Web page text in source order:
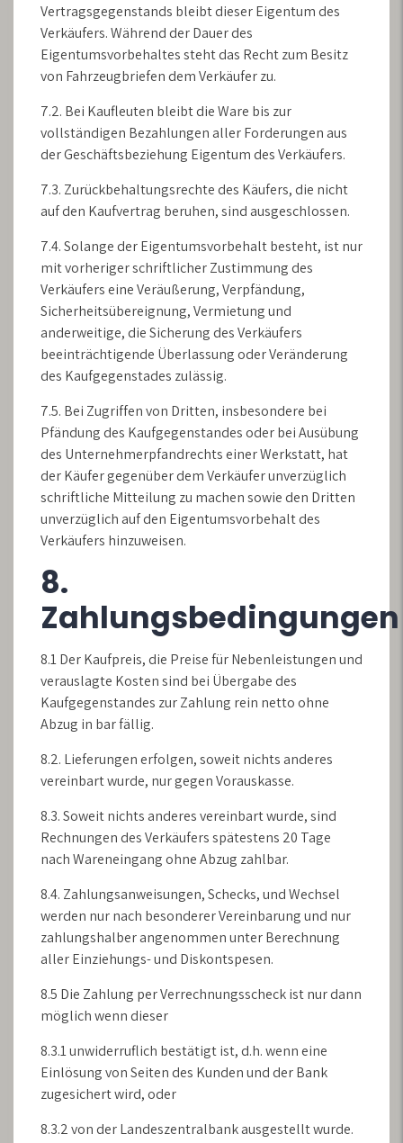
Vertragsgegenstands bleibt dieser Eigentum des
Verkäufers. Während der Dauer des
Eigentumsvorbehaltes steht das Recht zum Besitz
von Fahrzeugbriefen dem Verkäufer zu.
7.2. Bei Kaufleuten bleibt die Ware bis zur
vollständigen Bezahlungen aller Forderungen aus
der Geschäftsbeziehung Eigentum des Verkäufers.
7.3. Zurückbehaltungsrechte des Käufers, die nicht
auf den Kaufvertrag beruhen, sind ausgeschlossen.
7.4. Solange der Eigentumsvorbehalt besteht, ist nur
mit vorheriger schriftlicher Zustimmung des
Verkäufers eine Veräußerung, Verpfändung,
Sicherheitsübereignung, Vermietung und
anderweitige, die Sicherung des Verkäufers
beeinträchtigende Überlassung oder Veränderung
des Kaufgegenstades zulässig.
7.5. Bei Zugriffen von Dritten, insbesondere bei
Pfändung des Kaufgegenstandes oder bei Ausübung
des Unternehmerpfandrechts einer Werkstatt, hat
der Käufer gegenüber dem Verkäufer unverzüglich
schriftliche Mitteilung zu machen sowie den Dritten
unverzüglich auf den Eigentumsvorbehalt des
Verkäufers hinzuweisen.
8.
Zahlungsbedingungen
8.1 Der Kaufpreis, die Preise für Nebenleistungen und
verauslagte Kosten sind bei Übergabe des
Kaufgegenstandes zur Zahlung rein netto ohne
Abzug in bar fällig.
8.2. Lieferungen erfolgen, soweit nichts anderes
vereinbart wurde, nur gegen Vorauskasse.
8.3. Soweit nichts anderes vereinbart wurde, sind
Rechnungen des Verkäufers spätestens 20 Tage
nach Wareneingang ohne Abzug zahlbar.
8.4. Zahlungsanweisungen, Schecks, und Wechsel
werden nur nach besonderer Vereinbarung und nur
zahlungshalber angenommen unter Berechnung
aller Einziehungs- und Diskontspesen.
8.5 Die Zahlung per Verrechnungsscheck ist nur dann
möglich wenn dieser
8.3.1 unwiderruflich bestätigt ist, d.h. wenn eine
Einlösung von Seiten des Kunden und der Bank
zugesichert wird, oder
8.3.2 von der Landeszentralbank ausgestellt wurde.